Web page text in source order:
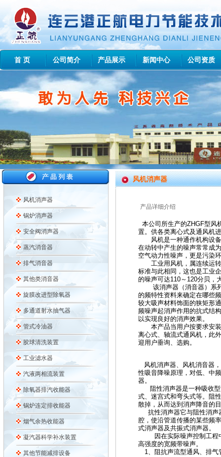
首 页 公司简介 产品展示 新闻中心 公司资质
风机消声器
锅炉消声器
安全阀消声器
蒸汽消音器
排气消音器
其他类消音器
旋膜改进型除氧器
多通道射水抽气器
管式冷油器
胶球清洗装置
工业滤水器
汽液两相流装置
除氧器排汽收能器
锅炉连定排收能器
烟气余热收能器
凝汽器科学补水装置
其他节能减排设备
风机消声器
产品详细介绍
本公司所生产的ZHGF型风
置。供各类离心式及通风机
风机是一种通作机构设备
在动转中产生的噪声常常成
空气动力性噪声，更是污染
工业用风机，属连续运转
标准与此相同，这也是工业
的噪声可达110～120分贝，
该消声器（消音器）系列
的频特性资料来确定在哪些
较大吸声材料饰面的狭矩形
频噪声起消声作用的抗式结
以实现良好的消声效果。
本产品当用户按要求安装
离心式、轴流式通风机，此
迎用户垂询、选购。
风机消声器、风机消音器
性吸音降噪原理，对低、中
器。
阻性消声器是一种吸收型
式、迷宫式和弯头式等。阻
散掉，从而达到消声降音的
抗性消声器它与阻性消声
腔，使沿管道传播的某些频
式消声器及共振式消声器。
因在实际噪声控制工程中
高强度的宽频带噪声。
1、阻抗声流型通风、排气